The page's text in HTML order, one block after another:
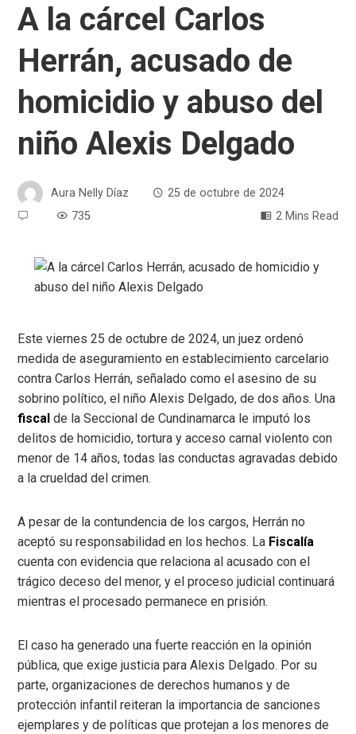
A la cárcel Carlos
Herrán, acusado de
homicidio y abuso del
niño Alexis Delgado
Aura Nelly Díaz
25 de octubre de 2024
735
2 Mins Read
Este viernes 25 de octubre de 2024, un juez ordenó
medida de aseguramiento en establecimiento carcelario
contra Carlos Herrán, señalado como el asesino de su
sobrino político, el niño Alexis Delgado, de dos años. Una
fiscalde la Seccional de Cundinamarca le imputó los
delitos de homicidio, tortura y acceso carnal violento con
menor de 14 años, todas las conductas agravadas debido
a la crueldad del crimen.
A pesar de la contundencia de los cargos, Herrán no
aceptó su responsabilidad en los hechos. La Fiscalía
cuenta con evidencia que relaciona al acusado con el
trágico deceso del menor, y el proceso judicial continuará
mientras el procesado permanece en prisión.
El caso ha generado una fuerte reacción en la opinión
pública, que exige justicia para Alexis Delgado. Por su
parte, organizaciones de derechos humanos y de
protección infantil reiteran la importancia de sanciones
ejemplares y de políticas que protejan a los menores de